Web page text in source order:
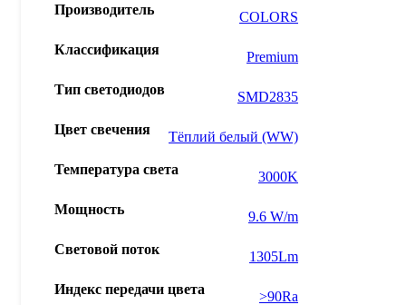
Производитель COLORS
Классификация Premium
Тип светодиодов SMD2835
Цвет свечения Тёплий белый (WW)
Температура света 3000K
Мощность 9.6 W/m
Световой поток 1305Lm
Индекс передачи цвета >90Ra